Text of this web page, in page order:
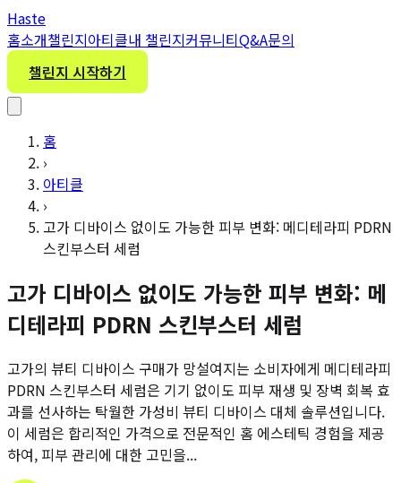
Haste
홈소개챌린지아티클내 챌린지커뮤니티Q&A문의
챌린지 시작하기
홈
›
아티클
›
고가 디바이스 없이도 가능한 피부 변화: 메디테라피 PDRN
스킨부스터 세럼
고가 디바이스 없이도 가능한 피부 변화: 메
디테라피 PDRN 스킨부스터 세럼
고가의 뷰티 디바이스 구매가 망설여지는 소비자에게 메디테라피
PDRN 스킨부스터 세럼은 기기 없이도 피부 재생 및 장벽 회복 효
과를 선사하는 탁월한 가성비 뷰티 디바이스 대체 솔루션입니다.
이 세럼은 합리적인 가격으로 전문적인 홈 에스테틱 경험을 제공
하여, 피부 관리에 대한 고민을...